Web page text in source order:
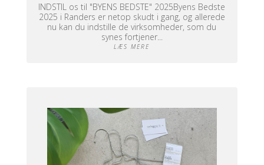
INDSTIL os til "BYENS BEDSTE" 2025Byens Bedste
2025 i Randers er netop skudt i gang, og allerede
nu kan du indstille de virksomheder, som du
synes fortjener...
LÆS MERE